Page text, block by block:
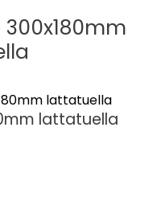
lattatuella